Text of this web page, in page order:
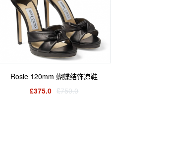
Rosie 120mm 蝴蝶结饰凉鞋
£375.0 £750.0